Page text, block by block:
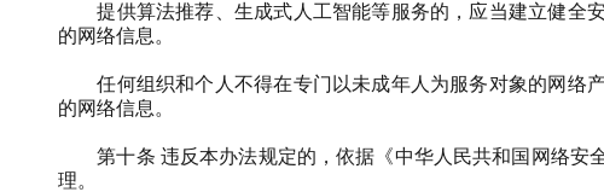
提供算法推荐、生成式人工智能等服务的，应当建立健全
的网络信息。
任何组织和个人不得在专门以未成年人为服务对象的网络
的网络信息。
第十条 违反本办法规定的，依据《中华人民共和国网络安
理。